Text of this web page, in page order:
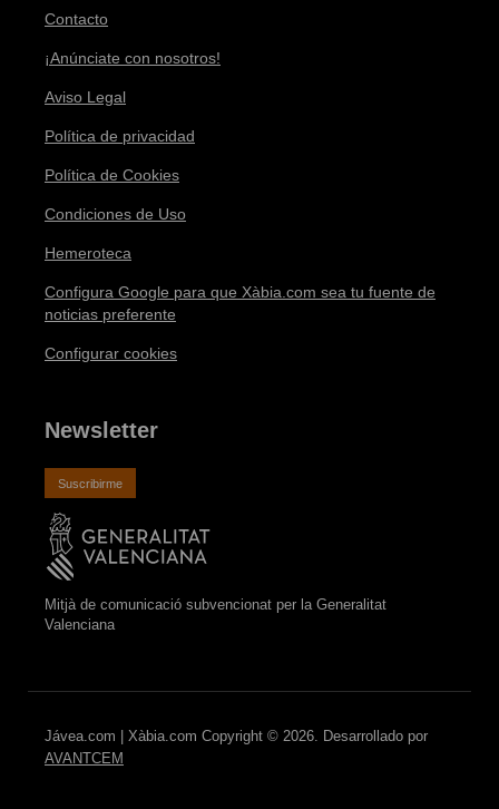
Contacto
¡Anúnciate con nosotros!
Aviso Legal
Política de privacidad
Política de Cookies
Condiciones de Uso
Hemeroteca
Configura Google para que Xàbia.com sea tu fuente de
noticias preferente
Configurar cookies
Newsletter
Suscribirme
Mitjà de comunicació subvencionat per la Generalitat
Valenciana
Jávea.com | Xàbia.com Copyright © 2026. Desarrollado por
AVANTCEM